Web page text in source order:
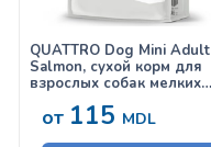
QUATTRO Dog Mini Adult
Salmon, сухой корм для
взрослых собак мелких
от 115 MDL